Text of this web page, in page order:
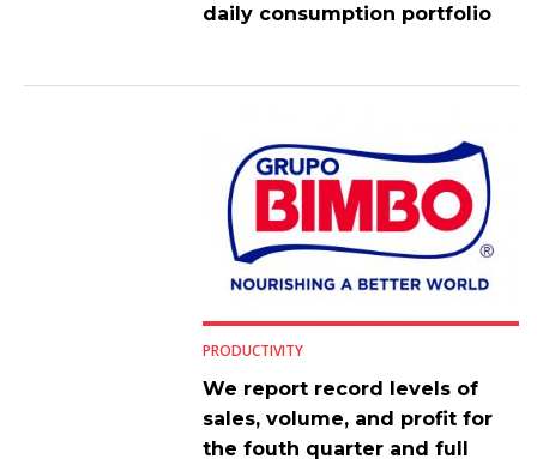
daily consumption portfolio
PRODUCTIVITY
We report record levels of
sales, volume, and profit for
the fouth quarter and full